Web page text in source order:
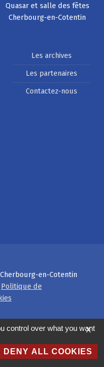
Quasar et salle des fêtes
Cherbourg-en-Cotentin
Les archives
Les partenaires
Contactez-nous
en-Cotentin
Politique de
X
control over what you want
DENY ALL COOKIES